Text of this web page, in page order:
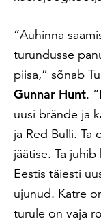
“Auhinna
turundusse
piisa,” sõnab
Gunnar Hunt.
uusi brände ja
ja Red Bulli. Ta
jäätise. Ta
Eestis täiesti
ujunud. Katre
turule on vaja